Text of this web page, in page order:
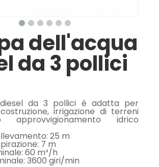
dell'acqua
da 3 pollici
da 3 pollici è adatta per
irrigazione di terreni
idrico
25 m
7 m
60 m³/h
3600 giri/min